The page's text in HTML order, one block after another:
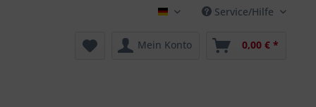
Deutsch Service/Hilfe
Mein Konto 0,00 € *